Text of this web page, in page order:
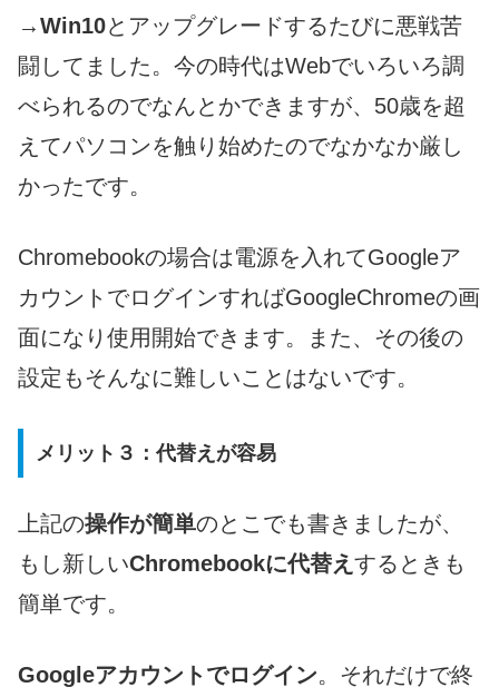
→Win10とアップグレードするたびに悪戦苦
闘してました。今の時代はWebでいろいろ調
べられるのでなんとかできますが、50歳を超
えてパソコンを触り始めたのでなかなか厳し
かったです。
Chromebookの場合は電源を入れてGoogleア
カウントでログインすればGoogleChromeの画
面になり使用開始できます。また、その後の
設定もそんなに難しいことはないです。
メリット３：代替えが容易
上記の操作が簡単のとこでも書きましたが、
もし新しいChromebookに代替え するときも
簡単です。
Googleアカウントでログイン。それだけで終